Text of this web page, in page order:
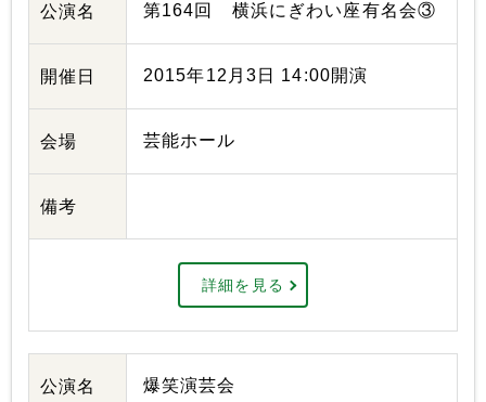
公演名 第164回 横浜にぎわい座有名会③
開催日 2015年12月3日 14:00開演
会場 芸能ホール
備考
詳細を見る
公演名 爆笑演芸会